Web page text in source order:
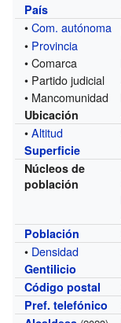
País
•Com. autónoma
• Provincia
• Comarca
• Partido judicial
• Mancomunidad
Ubicación
•Altitud
Superficie
Núcleos de
población
Población
• Densidad
Gentilicio
Código postal
Pref. telefónico